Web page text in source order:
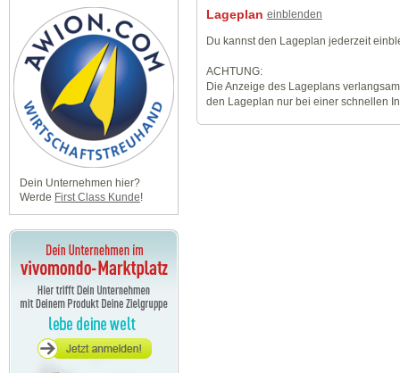
Dein Unternehmen hier?
Werde First Class Kunde!
Lageplan einblenden
Du kannst den Lageplan jederzeit
ACHTUNG:
Die Anzeige des Lageplans
den Lageplan nur bei einer schnellen